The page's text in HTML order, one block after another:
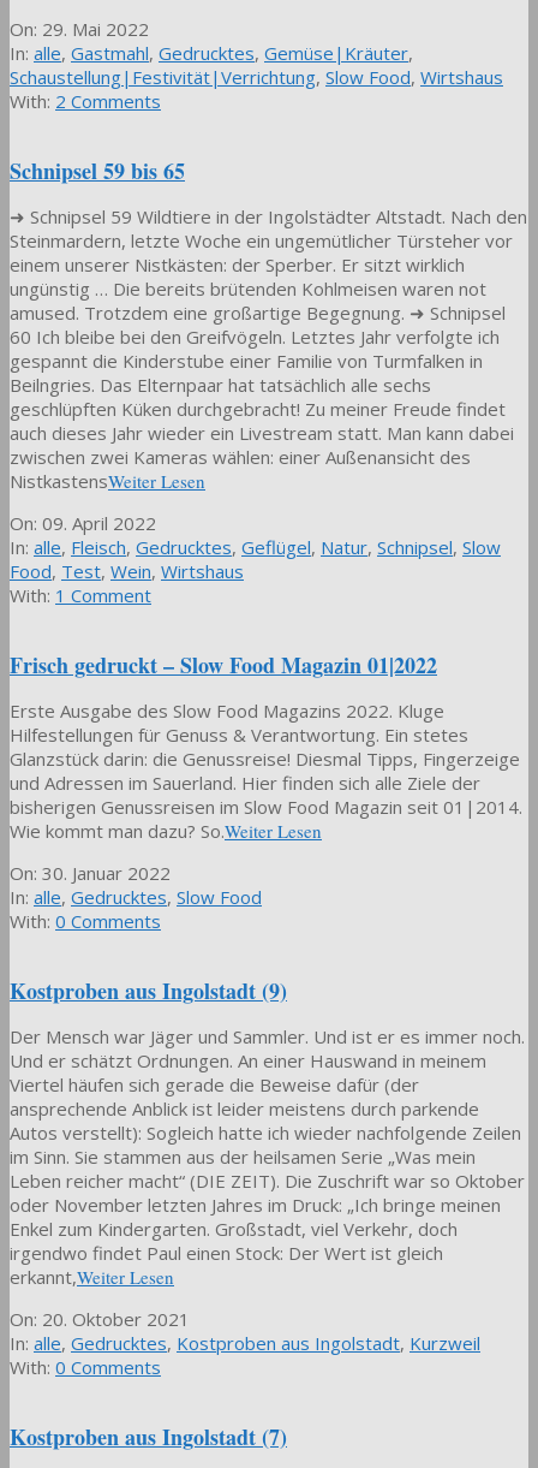
2022-
05-
29
On: 29. Mai 2022
In: alle, Gastmahl, Gedrucktes, Gemüse|Kräuter,
Schaustellung|Festivität|Verrichtung, Slow Food, Wirtshaus
With: 2 Comments
Schnipsel 59 bis 65
➜ Schnipsel 59 Wildtiere in der Ingolstädter Altstadt. Nach den
Steinmardern, letzte Woche ein ungemütlicher Türsteher vor
einem unserer Nistkästen: der Sperber. Er sitzt wirklich
ungünstig … Die bereits brütenden Kohlmeisen waren not
amused. Trotzdem eine großartige Begegnung. ➜ Schnipsel
60 Ich bleibe bei den Greifvögeln. Letztes Jahr verfolgte ich
gespannt die Kinderstube einer Familie von Turmfalken in
Beilngries. Das Elternpaar hat tatsächlich alle sechs
geschlüpften Küken durchgebracht! Zu meiner Freude findet
auch dieses Jahr wieder ein Livestream statt. Man kann dabei
zwischen zwei Kameras wählen: einer Außenansicht des
NistkastensWeiter Lesen
2022-
04-
09
On: 09. April 2022
In: alle, Fleisch, Gedrucktes, Geflügel, Natur, Schnipsel, Slow
Food, Test, Wein, Wirtshaus
With: 1 Comment
Frisch gedruckt – Slow Food Magazin 01|2022
Erste Ausgabe des Slow Food Magazins 2022. Kluge
Hilfestellungen für Genuss & Verantwortung. Ein stetes
Glanzstück darin: die Genussreise! Diesmal Tipps, Fingerzeige
und Adressen im Sauerland. Hier finden sich alle Ziele der
bisherigen Genussreisen im Slow Food Magazin seit 01|2014.
Wie kommt man dazu? So.Weiter Lesen
2022-
01-
30
On: 30. Januar 2022
In: alle, Gedrucktes, Slow Food
With: 0 Comments
Kostproben aus Ingolstadt (9)
Der Mensch war Jäger und Sammler. Und ist er es immer noch.
Und er schätzt Ordnungen. An einer Hauswand in meinem
Viertel häufen sich gerade die Beweise dafür (der
ansprechende Anblick ist leider meistens durch parkende
Autos verstellt): Sogleich hatte ich wieder nachfolgende Zeilen
im Sinn. Sie stammen aus der heilsamen Serie „Was mein
Leben reicher macht“ (DIE ZEIT). Die Zuschrift war so Oktober
oder November letzten Jahres im Druck: „Ich bringe meinen
Enkel zum Kindergarten. Großstadt, viel Verkehr, doch
irgendwo findet Paul einen Stock: Der Wert ist gleich
erkannt,Weiter Lesen
2021-
10-
20
On: 20. Oktober 2021
In: alle, Gedrucktes, Kostproben aus Ingolstadt, Kurzweil
With: 0 Comments
Kostproben aus Ingolstadt (7)